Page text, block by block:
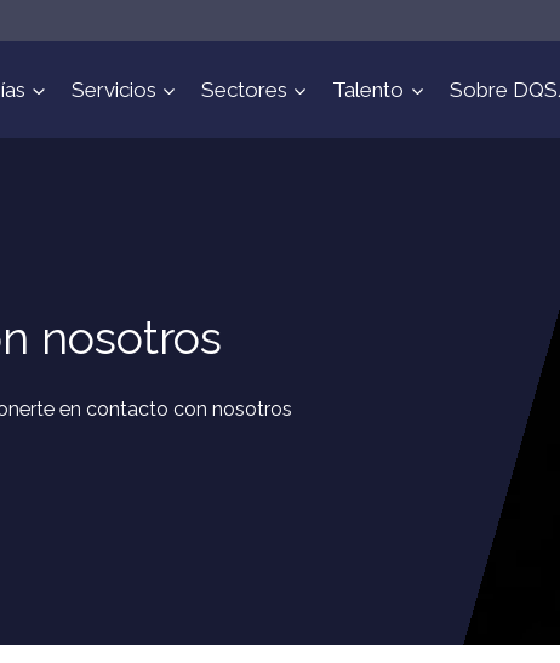
Servicios Sectores Talento Sobre
nosotros
en contacto con nosotros